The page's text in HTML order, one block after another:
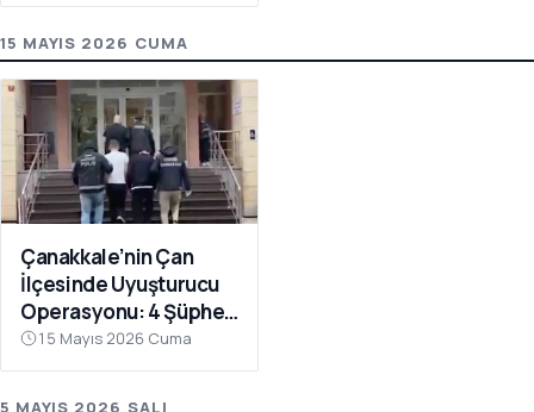
15 MAYIS 2026 CUMA
Çanakkale’nin Çan
İlçesinde Uyuşturucu
Operasyonu: 4 Şüpheli
Tutuklandı
15 Mayıs 2026 Cuma
5 MAYIS 2026 SALI